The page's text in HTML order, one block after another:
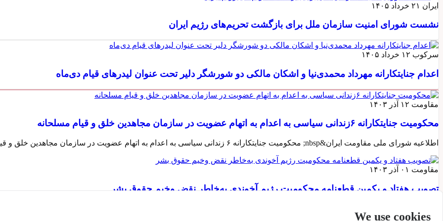
ایران ۲۱ خرداد ۱۴۰۵
نشست شورای امنیت سازمان ملل برای بازگشت تحریم‌های رژیم ایران
سرکوب ۱۲ خرداد ۱۴۰۵
اعدام جنایتکارانه مهرداد محمدی‌نیا و اشکان مالکی دو شورشگر دلیر تحت عنوان لیدرهای قیام دی‌ماه
مقاومت ۱۲ آذر ۱۴۰۳
محکومیت جنایتکارانه ۶زندانی سیاسی به اعدام به اتهام عضویت در سازمان مجاهدین خلق و قیام مسلحانه
اطلاعیه شورای ملی مقاومت ایران&nbsp; محکومیت جنایتکارانه ۶ زندانی سیاسی به اعدام به اتهام عضویت در سازمان مجاهدین خلق و قیام مسلحانهخامنهای...
مقاومت ۰۱ آذر ۱۴۰۳
تصویب هفتاد و یکمین قطعنامه محکومیت رژیم آخوندی به‌خاطر نقض وخیم حقوق بشر
We use cookies